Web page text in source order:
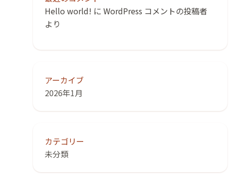
Hello world! にWordPress コメントの投稿者
より
アーカイブ
2026年1月
カテゴリー
未分類